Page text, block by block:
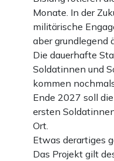
Monate. In der
militärische
aber grundlegend
Die dauerhafte
Soldatinnen und
kommen
Ende 2027 soll
ersten
Ort.
Etwas derartiges
Das Projekt gilt